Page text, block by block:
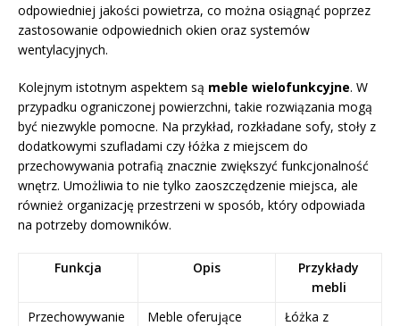
odpowiedniej jakości powietrza, co można osiągnąć poprzez
zastosowanie odpowiednich okien oraz systemów
wentylacyjnych.
Kolejnym istotnym aspektem są meble wielofunkcyjne. W
przypadku ograniczonej powierzchni, takie rozwiązania mogą
być niezwykle pomocne. Na przykład, rozkładane sofy, stoły z
dodatkowymi szufladami czy łóżka z miejscem do
przechowywania potrafią znacznie zwiększyć funkcjonalność
wnętrz. Umożliwia to nie tylko zaoszczędzenie miejsca, ale
również organizację przestrzeni w sposób, który odpowiada
na potrzeby domowników.
Funkcja Opis
Przykłady
mebli
Przechowywanie
Meble oferujące
Łóżka z